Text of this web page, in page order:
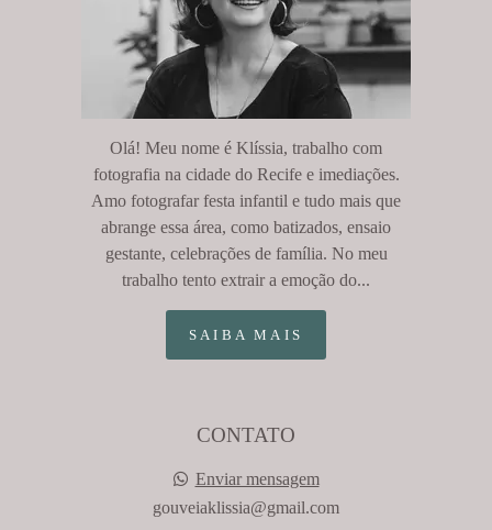
Olá! Meu nome é Klíssia, trabalho com
fotografia na cidade do Recife e imediações.
Amo fotografar festa infantil e tudo mais que
abrange essa área, como batizados, ensaio
gestante, celebrações de família. No meu
trabalho tento extrair a emoção do...
SAIBA MAIS
CONTATO
Enviar mensagem
gouveiaklissia@gmail.com